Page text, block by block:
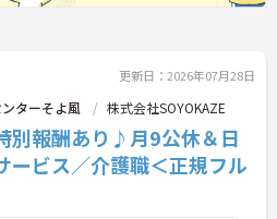
更新日：2026年07月28日
ターそよ風 株式会社SOYOKAZE
別報酬あり♪月9公休＆日
ビス／介護職＜正規フル